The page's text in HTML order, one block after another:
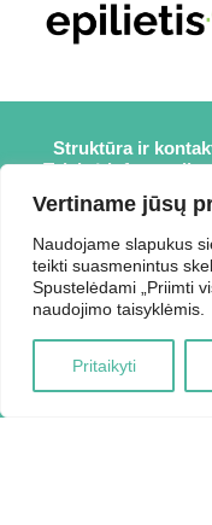
Vertiname jūsų
Naudojame slapukus
teikti suasmenintus
Spustelėdami „Priimti
naudojimo taisyklėmis.
Pritaikyti
Struktūra ir
Teisinė informacija
Karjera
2026 ©
Savivaldybės
Elektrėnai, tel.:
Duomenys kaupiami